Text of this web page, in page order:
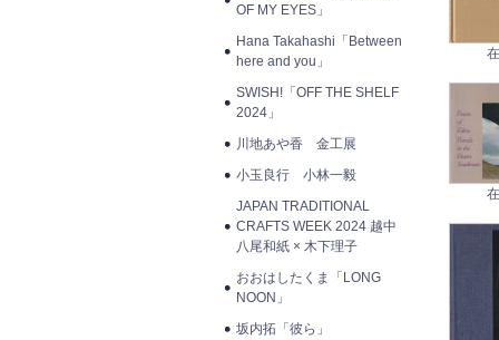
OF MY EYES」
Hana Takahashi「Between
here and you」
SWISH!「OFF THE SHELF
2024」
川地あや香 金工展
小玉良行 小林一毅
JAPAN TRADITIONAL
CRAFTS WEEK 2024 越中
八尾和紙 × 木下理子
おおはしたくま「LONG
NOON」
坂内拓「彼ら」